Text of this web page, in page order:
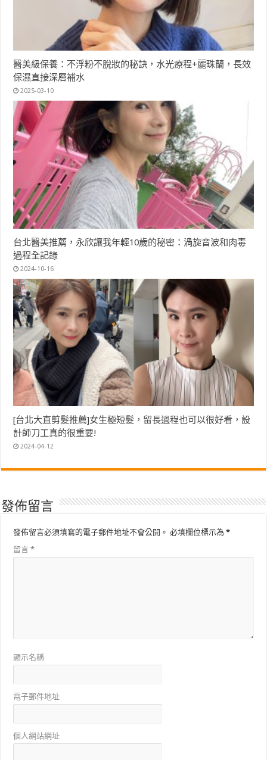
醫美級保養：不浮粉不脫妝的秘訣，水光療程+麗珠蘭，長效
保濕直接深層補水
2025-03-10
台北醫美推薦，永欣讓我年輕10歲的秘密：渦旋音波和肉毒
過程全記錄
2024-10-16
[台北大直剪髮推薦]女生極短髮，留長過程也可以很好看，設
計師刀工真的很重要!
2024-04-12
發佈留言
發佈留言必須填寫的電子郵件地址不會公開。 必填欄位標示為*
留言*
顯示名稱
電子郵件地址
個人網站網址